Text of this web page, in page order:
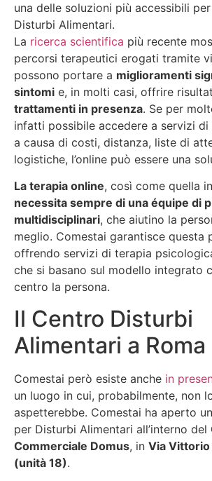
una delle soluzioni più accessibili
Disturbi Alimentari.
La ricerca scientifica più recente
percorsi terapeutici erogati tramite
possono portare a miglioramenti
sintomi e, in molti casi, offrire
trattamenti in presenza. Se per
infatti possibile accedere a servizi
a causa di costi, distanza, liste di
logistiche, l’online può essere una
La terapia online, così come quella
necessita sempre di una équipe di
multidisciplinari, che aiutino la
meglio. Comestai garantisce questa
offrendo servizi di terapia
che si basano sul modello integrato
centro la persona.
Il Centro Disturbi
Alimentari a Roma
Comestai però esiste anche in
un luogo in cui, probabilmente, non
aspetterebbe. Comestai ha aperto
per Disturbi Alimentari all’interno del
Commerciale Domus, in Via Vittorio
(unità 18).